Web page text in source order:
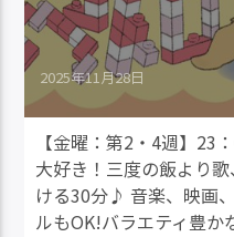
2025年11月28日
【金曜：第2・4週】23
大好き！三度の飯より
ける30分♪ 音楽、映画
ルもOK!バラエティ豊か